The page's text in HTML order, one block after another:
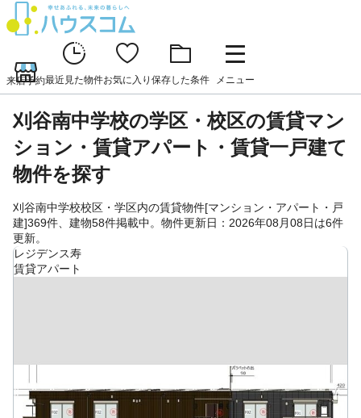
来店予約最近見た物件お気に入り 保存した条件 メニュー
刈谷南中学校の学区・校区の賃貸マン
ション・賃貸アパート・賃貸一戸建て
物件を探す
刈谷南中学校校区・学区内の賃貸物件[マンション・アパート・戸
建]369件、建物58件掲載中。物件更新日：2026年08月08日は6件
更新。
レジデンス寿
賃貸アパート